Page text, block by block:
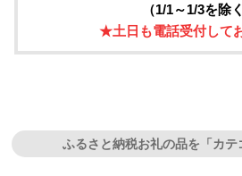
（1/1～1/3を除く
★土日も電話受付して
ふるさと納税お礼の品を「カテ